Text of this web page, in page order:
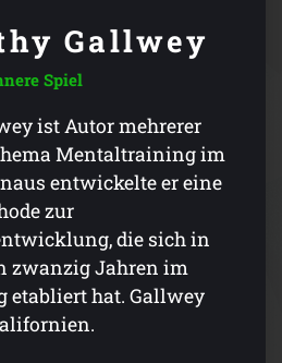
Gallwey
Spiel
ist Autor mehrerer
Mentaltraining im
entwickelte er eine
zur
die sich in
zwanzig Jahren im
etabliert hat. Gallwey